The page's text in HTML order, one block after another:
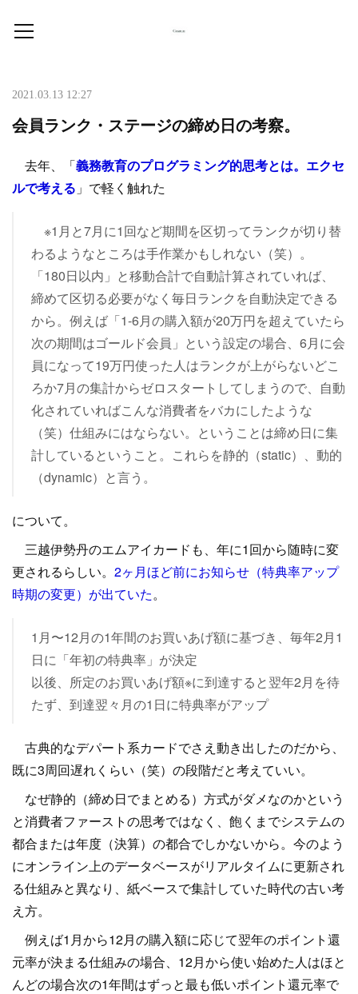
2021.03.13 12:27
会員ランク・ステージの締め日の考察。
去年、「義務教育のプログラミング的思考とは。エクセ
ルで考える 」で軽く触れた
※1月と7月に1回など期間を区切ってランクが切り替
わるようなところは手作業かもしれない（笑）。
「180日以内」と移動合計で自動計算されていれば、
締めて区切る必要がなく毎日ランクを自動決定できる
から。例えば「1-6月の購入額が20万円を超えていたら
次の期間はゴールド会員」という設定の場合、6月に会
員になって19万円使った人はランクが上がらないどこ
ろか7月の集計からゼロスタートしてしまうので、自動
化されていればこんな消費者をバカにしたような
（笑）仕組みにはならない。ということは締め日に集
計しているということ。これらを静的（static）、動的
（dynamic）と言う。
について。
三越伊勢丹のエムアイカードも、年に1回から随時に変
更されるらしい。 2ヶ月ほど前にお知らせ（特典率アップ
時期の変更）が出ていた。
1月〜12月の1年間のお買いあげ額に基づき、毎年2月1
日に「年初の特典率」が決定
以後、所定のお買いあげ額※に到達すると翌年2月を待
たず、到達翌々月の1日に特典率がアップ
古典的なデパート系カードでさえ動き出したのだから、
既に3周回遅れくらい（笑）の段階だと考えていい。
なぜ静的（締め日でまとめる）方式がダメなのかという
と消費者ファーストの思考ではなく、飽くまでシステムの
都合または年度（決算）の都合でしかないから。今のよう
にオンライン上のデータベースがリアルタイムに更新され
る仕組みと異なり、紙ベースで集計していた時代の古い考
え方。
例えば1月から12月の購入額に応じて翌年のポイント還
元率が決まる仕組みの場合、12月から使い始めた人はほと
んどの場合次の1年間はずっと最も低いポイント還元率で